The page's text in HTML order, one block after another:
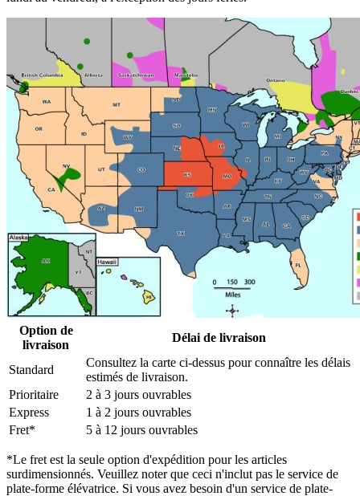
Option de
livraison
Délai de livraison
Standard
Consultez la carte ci-dessus pour connaître les délais
estimés de livraison.
Prioritaire
2 à 3 jours ouvrables
Express
1 à 2 jours ouvrables
Fret*
5 à 12 jours ouvrables
*Le fret est la seule option d'expédition pour les articles
surdimensionnés. Veuillez noter que ceci n'inclut pas le service de
plate-forme élévatrice. Si vous avez besoin d'un service de plate-